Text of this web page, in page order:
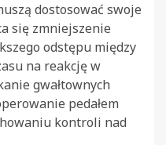
dostosować swoje
się zmniejszenie
odstępu między
na reakcję w
gwałtownych
pedałem
kontroli nad